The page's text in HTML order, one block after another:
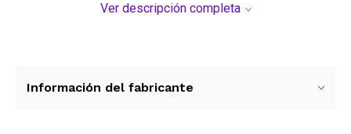
Además de su atractivo estético, este juego de
perfecta para el hogar, restaurantes, bodas o
Ver descripción completa
Información del fabricante